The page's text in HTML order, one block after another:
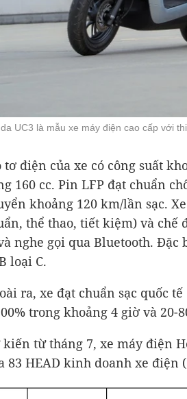
UC3 là mẫu xe máy điện cao cấp với
tơ điện của xe có công suất
160 cc. Pin LFP đạt chuẩn
khoảng 120 km/lần sạc.
thể thao, tiết kiệm) và
nghe gọi qua Bluetooth. Đặc
loại C.
ra, xe đạt chuẩn sạc quốc
trong khoảng 4 giờ và 20-
kiến từ tháng 7, xe máy điện
83 HEAD kinh doanh xe